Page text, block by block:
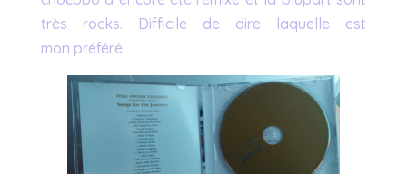
très rocks. Difficile de dire laquelle est
mon préféré.